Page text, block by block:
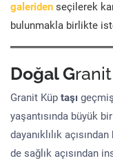
galeriden seçilerek
bulunmakla birlikte
Doğal Granit
Granit Küp taşı
yaşantısında büyük
dayanıklılık
de sağlık açısından